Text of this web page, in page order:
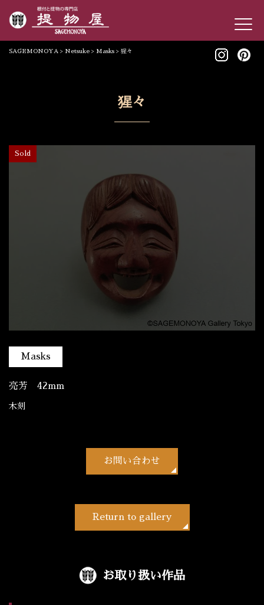
SAGEMONOYA > Netsuke > Masks > 猩々
猩々
Sold
Masks
亮芳 42mm
木刻
お問い合わせ
Return to gallery
お取り扱い作品